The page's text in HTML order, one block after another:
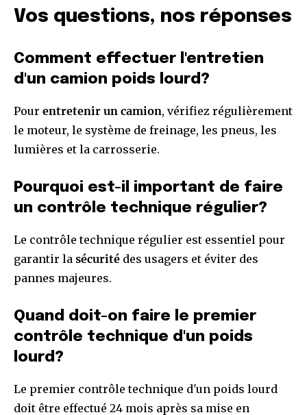
Vos questions, nos réponses
Comment effectuer l'entretien
d'un camion poids lourd?
Pour entretenir un camion, vérifiez régulièrement
le moteur, le système de freinage, les pneus, les
lumières et la carrosserie.
Pourquoi est-il important de faire
un contrôle technique régulier?
Le contrôle technique régulier est essentiel pour
garantir la sécurité des usagers et éviter des
pannes majeures.
Quand doit-on faire le premier
contrôle technique d'un poids
lourd?
Le premier contrôle technique d'un poids lourd
doit être effectué 24 mois après sa mise en